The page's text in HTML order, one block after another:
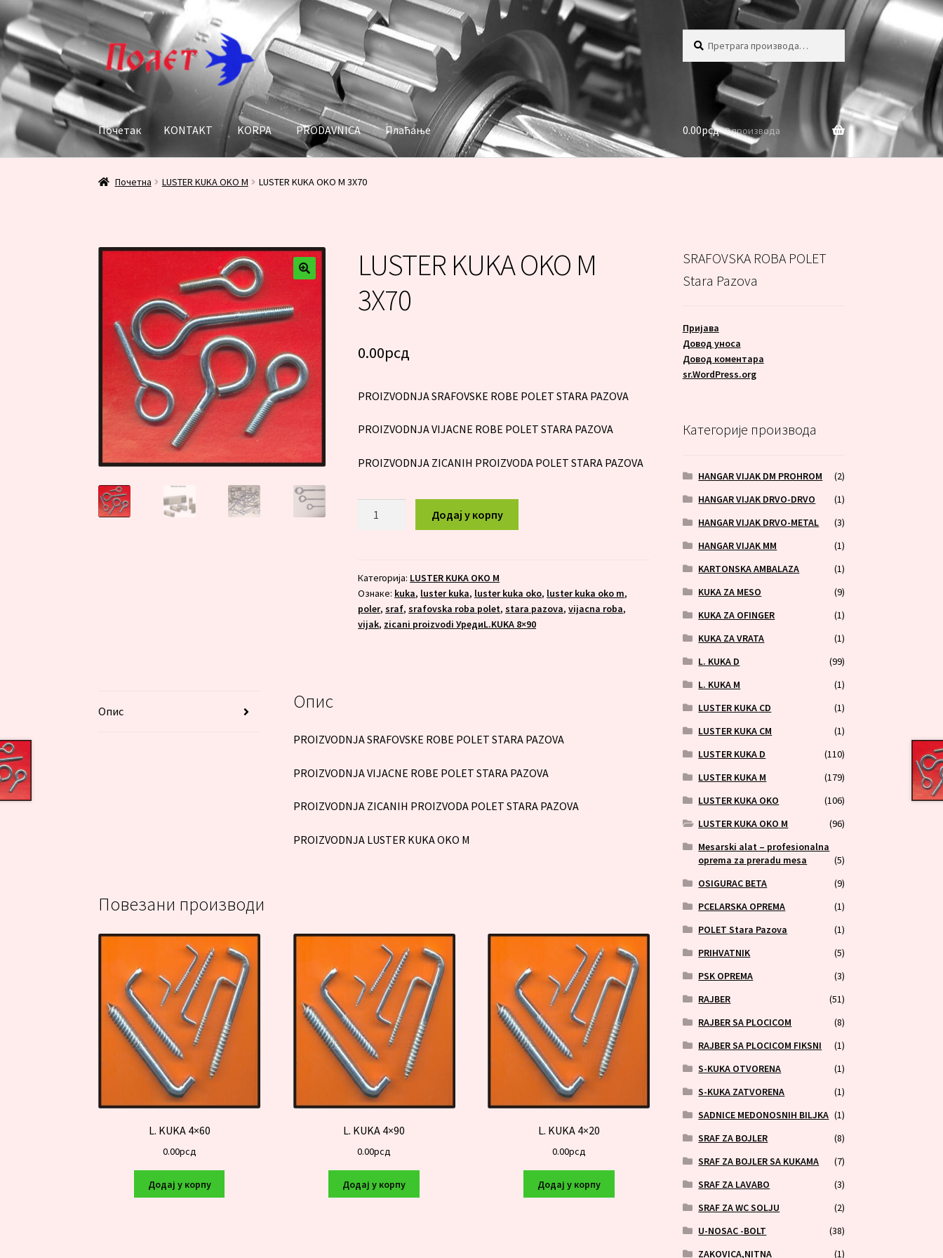
Прескочи
на
навигацију
Скочи
на
садржај
Почетак KONTAKT KORPA PRODAVNICA Плаћање
Почетак KONTAKT KORPA PRODAVNICAПлаћање
0.00рсд 0 производа
Почетна LUSTER KUKA OKO M LUSTER KUKA OKO M 3X70
LUSTER KUKA OKO M
3X70
0.00рсд
PROIZVODNJA SRAFOVSKE ROBE POLET STARA PAZOVA
PROIZVODNJA VIJACNE ROBE POLET STARA PAZOVA
PROIZVODNJA ZICANIH PROIZVODA POLET STARA PAZOVA
3X70
количина
Додај у корпу
Категорија: LUSTER KUKA OKO M
Ознаке: kuka, luster kuka, luster kuka oko, luster kuka oko m,
poler,sraf,srafovska roba polet,stara pazova,vijacna roba,
vijak, zicani proizvodi УредиL.KUKA 8×90
Опис Опис
PROIZVODNJA SRAFOVSKE ROBE POLET STARA PAZOVA
PROIZVODNJA VIJACNE ROBE POLET STARA PAZOVA
PROIZVODNJA ZICANIH PROIZVODA POLET STARA PAZOVA
PROIZVODNJA LUSTER KUKA OKO M
Повезани производи
L. KUKA 4×60
0.00рсд
Додај у корпу
L. KUKA 4×90
0.00рсд
Додај у корпу
L. KUKA 4×20
0.00рсд
Додај у корпу
SRAFOVSKA ROBA POLET
Stara Pazova
Пријава
Довод уноса
Довод коментара
sr.WordPress.org
Категорије производа
HANGAR VIJAK DM PROHROM
(2)
HANGAR VIJAK DRVO-DRVO
(1)
HANGAR VIJAK DRVO-METAL
(3)
HANGAR VIJAK MM
(1)
KARTONSKA AMBALAZA
(1)
KUKA ZA MESO
(9)
KUKA ZA OFINGER
(1)
KUKA ZA VRATA
(1)
L. KUKA D
(99)
L. KUKA M
(1)
LUSTER KUKA CD
(1)
LUSTER KUKA CM
(1)
LUSTER KUKA D
(110)
LUSTER KUKA M
(179)
LUSTER KUKA OKO
(106)
LUSTER KUKA OKO M
(96)
Mesarski alat – profesionalna
oprema za preradu mesa
(5)
OSIGURAC BETA
(9)
PCELARSKA OPREMA
(1)
POLET Stara Pazova
(1)
PRIHVATNIK
(5)
PSK OPREMA
(3)
RAJBER
(51)
RAJBER SA PLOCICOM
(8)
RAJBER SA PLOCICOM FIKSNI
(1)
S-KUKA OTVORENA
(1)
S-KUKA ZATVORENA
(1)
SADNICE MEDONOSNIH BILJKA (1)
SRAF ZA BOJLER
(8)
SRAF ZA BOJLER SA KUKAMA
(7)
SRAF ZA LAVABO
(3)
SRAF ZA WC SOLJU
(2)
U-NOSAC -BOLT
(38)
ZAKOVICA,NITNA
(1)